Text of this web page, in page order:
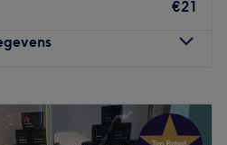
€21
08:30–
18:00
08:30 –18:00